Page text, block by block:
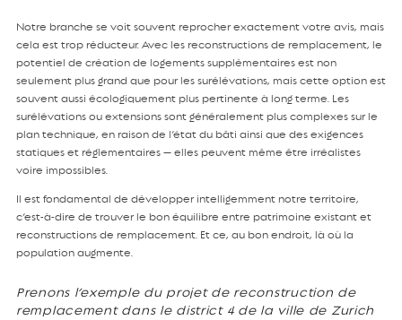
Notre branche se voit souvent reprocher exactement votre avis, mais
cela est trop réducteur. Avec les reconstructions de remplacement, le
potentiel de création de logements supplémentaires est non
seulement plus grand que pour les surélévations, mais cette option est
souvent aussi écologiquement plus pertinente à long terme. Les
surélévations ou extensions sont généralement plus complexes sur le
plan technique, en raison de l’état du bâti ainsi que des exigences
statiques et réglementaires — elles peuvent même être irréalistes
voire impossibles.
Il est fondamental de développer intelligemment notre territoire,
c’est-à-dire de trouver le bon équilibre entre patrimoine existant et
reconstructions de remplacement. Et ce, au bon endroit, là où la
population augmente.
Prenons l’exemple du projet de reconstruction de
remplacement dans le district 4 de la ville de Zurich